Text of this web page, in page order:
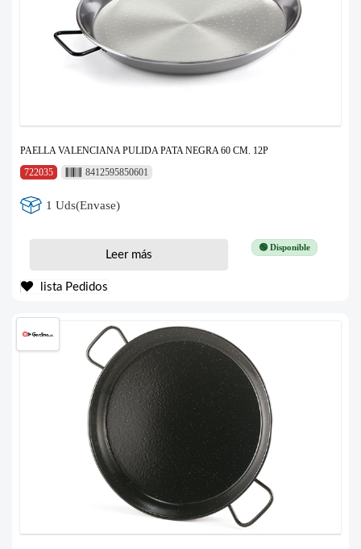
PAELLA VALENCIANA PULIDA PATA NEGRA 60 CM. 12P
722035
8412595850601
1 Uds(Envase)
🟢 Disponible
Leer más
lista Pedidos